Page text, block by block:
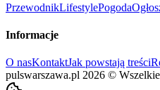
PrzewodnikLifestylePogoda
Informacje
O nasKontaktJak powstają treści
pulswarszawa.pl 2026 ©